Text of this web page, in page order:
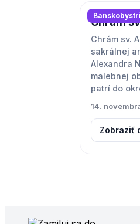
Chrám
Chrám sv.
sakrálnej
Alexandra
malebnej
patrí do
14.
Zobraziť